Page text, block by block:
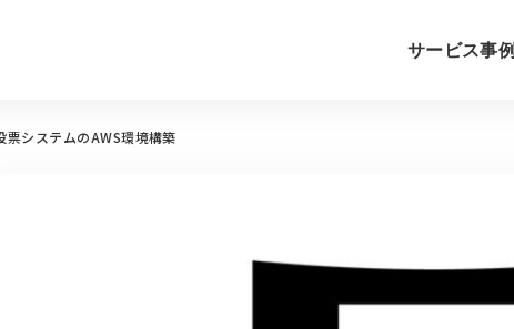
サービス事例
票システムのAWS環境構築